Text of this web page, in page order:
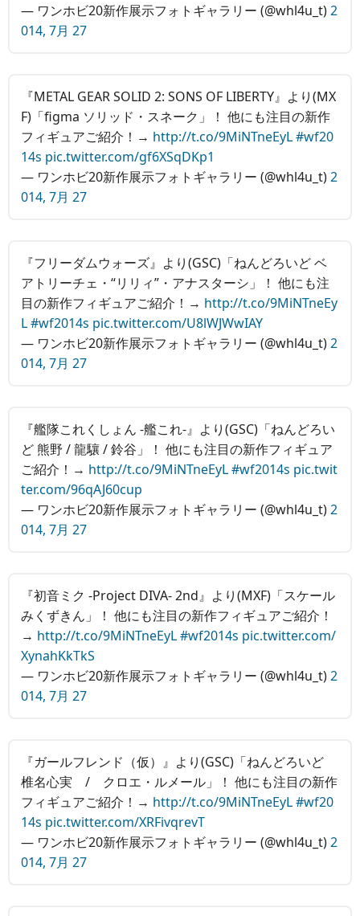
— ワンホビ20新作展示フォトギャラリー (@whl4u_t)2
014, 7月 27
『METAL GEAR SOLID 2: SONS OF LIBERTY』より(MX
F)「figma ソリッド・スネーク」！ 他にも注目の新作
フィギュアご紹介！→ http://t.co/9MiNTneEyL#wf20
14s pic.twitter.com/gf6XSqDKp1
— ワンホビ20新作展示フォトギャラリー (@whl4u_t)2
014, 7月 27
『フリーダムウォーズ』より(GSC)「ねんどろいど ベ
アトリーチェ・“リリィ”・アナスターシ」！ 他にも注
目の新作フィギュアご紹介！→ http://t.co/9MiNTneEy
L#wf2014s pic.twitter.com/U8lWJWwIAY
— ワンホビ20新作展示フォトギャラリー (@whl4u_t)2
014, 7月 27
『艦隊これくしょん ‐艦これ‐』より(GSC)「ねんどろい
ど 熊野 / 龍驤 / 鈴谷」！ 他にも注目の新作フィギュア
ご紹介！→ http://t.co/9MiNTneEyL#wf2014s pic.twit
ter.com/96qAJ60cup
— ワンホビ20新作展示フォトギャラリー (@whl4u_t)2
014, 7月 27
『初音ミク -Project DIVA- 2nd』より(MXF)「スケール
みくずきん」！ 他にも注目の新作フィギュアご紹介！
→ http://t.co/9MiNTneEyL#wf2014s pic.twitter.com/
XynahKkTkS
— ワンホビ20新作展示フォトギャラリー (@whl4u_t)2
014, 7月 27
『ガールフレンド（仮）』より(GSC)「ねんどろいど
椎名心実 / クロエ・ルメール」！ 他にも注目の新作
フィギュアご紹介！→ http://t.co/9MiNTneEyL#wf20
14s pic.twitter.com/XRFivqrevT
— ワンホビ20新作展示フォトギャラリー (@whl4u_t)2
014, 7月 27